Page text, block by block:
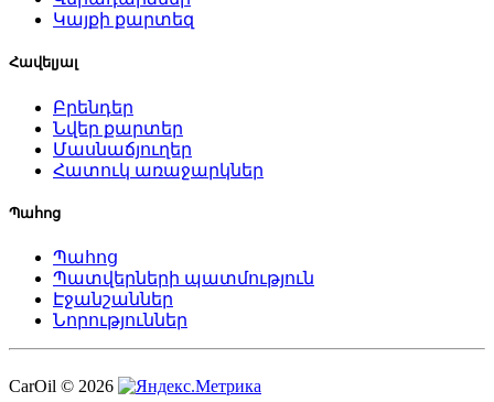
Կայքի քարտեզ
Հավելյալ
Բրենդեր
Նվեր քարտեր
Մասնաճյուղեր
Հատուկ առաջարկներ
Պահոց
Պահոց
Պատվերների պատմություն
Էջանշաններ
Նորություններ
CarOil © 2026